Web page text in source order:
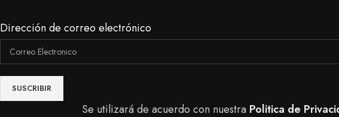
Dirección de correo electrónico
Se utilizará de acuerdo con nuestra Politica de